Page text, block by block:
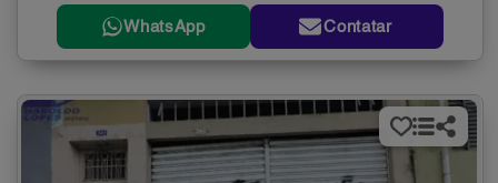
WhatsApp Contatar